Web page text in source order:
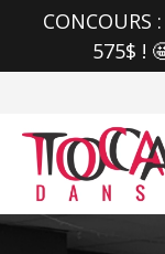
575$ !